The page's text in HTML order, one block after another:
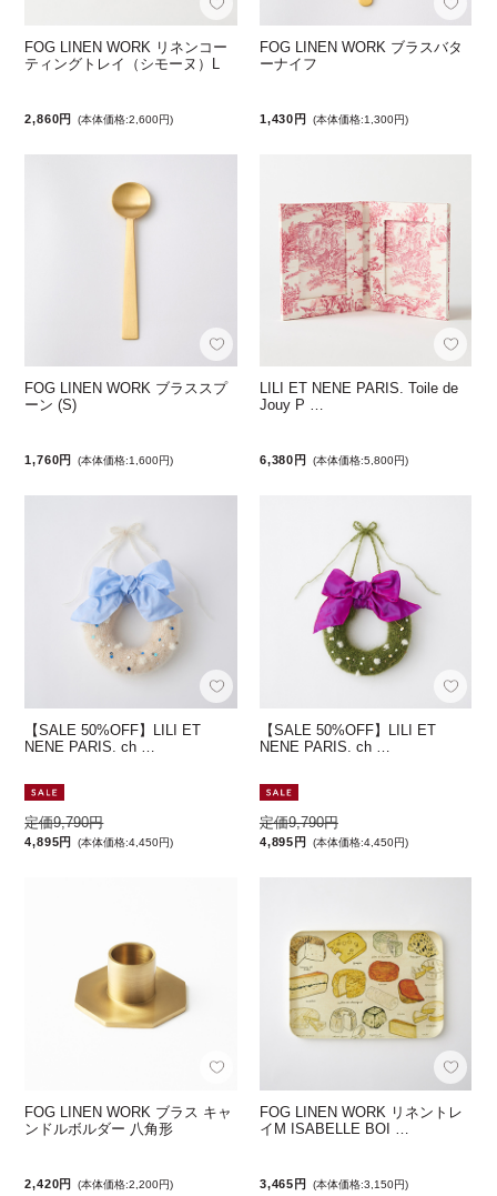
FOG LINEN WORK リネンコー
ティングトレイ（シモーヌ）L
2,860円 (本体価格:2,600円)
FOG LINEN WORK ブラスバタ
ーナイフ
1,430円 (本体価格:1,300円)
FOG LINEN WORK ブラススプ
ーン (S)
1,760円 (本体価格:1,600円)
LILI ET NENE PARIS. Toile de
Jouy P …
6,380円 (本体価格:5,800円)
【SALE 50%OFF】LILI ET
NENE PARIS. ch …
定価9,790円
4,895円 (本体価格:4,450円)
【SALE 50%OFF】LILI ET
NENE PARIS. ch …
定価9,790円
4,895円 (本体価格:4,450円)
FOG LINEN WORK ブラス キャ
ンドルボルダー 八角形
2,420円 (本体価格:2,200円)
FOG LINEN WORK リネントレ
イM ISABELLE BOI …
3,465円 (本体価格:3,150円)